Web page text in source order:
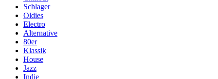
Schlager
Oldies
Electro
Alternative
80er
Klassik
House
Jazz
Indie